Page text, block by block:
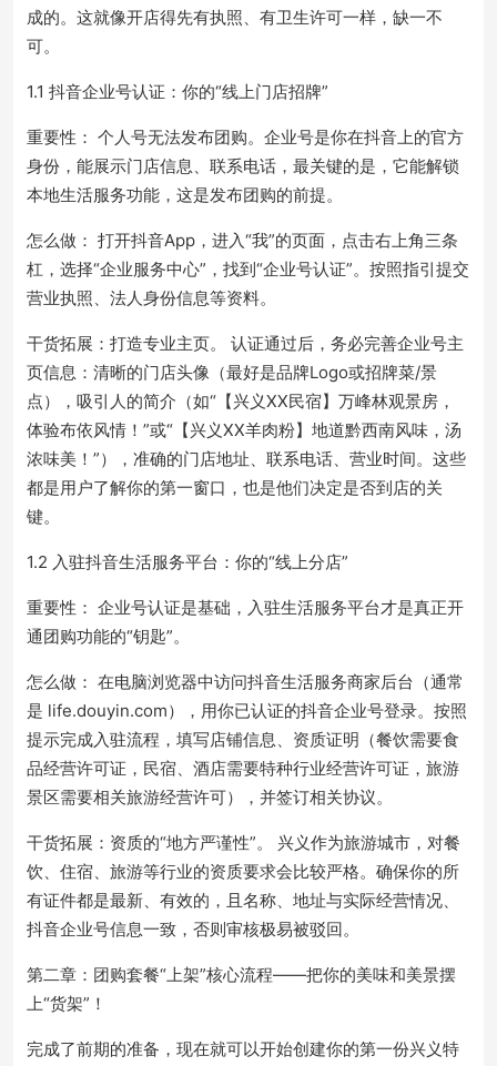
成的。这就像开店得先有执照、有卫生许可一样，缺一不
可。
1.1 抖音企业号认证：你的“线上门店招牌”
重要性： 个人号无法发布团购。企业号是你在抖音上的官方
身份，能展示门店信息、联系电话，最关键的是，它能解锁
本地生活服务功能，这是发布团购的前提。
怎么做： 打开抖音App，进入“我”的页面，点击右上角三条
杠，选择“企业服务中心”，找到“企业号认证”。按照指引提交
营业执照、法人身份信息等资料。
干货拓展：打造专业主页。 认证通过后，务必完善企业号主
页信息：清晰的门店头像（最好是品牌Logo或招牌菜/景
点），吸引人的简介（如“【兴义XX民宿】万峰林观景房，
体验布依风情！”或“【兴义XX羊肉粉】地道黔西南风味，汤
浓味美！”），准确的门店地址、联系电话、营业时间。这些
都是用户了解你的第一窗口，也是他们决定是否到店的关
键。
1.2 入驻抖音生活服务平台：你的“线上分店”
重要性： 企业号认证是基础，入驻生活服务平台才是真正开
通团购功能的“钥匙”。
怎么做： 在电脑浏览器中访问抖音生活服务商家后台（通常
是 life.douyin.com），用你已认证的抖音企业号登录。按照
提示完成入驻流程，填写店铺信息、资质证明（餐饮需要食
品经营许可证，民宿、酒店需要特种行业经营许可证，旅游
景区需要相关旅游经营许可），并签订相关协议。
干货拓展：资质的“地方严谨性”。 兴义作为旅游城市，对餐
饮、住宿、旅游等行业的资质要求会比较严格。确保你的所
有证件都是最新、有效的，且名称、地址与实际经营情况、
抖音企业号信息一致，否则审核极易被驳回。
第二章：团购套餐“上架”核心流程——把你的美味和美景摆
上“货架”！
完成了前期的准备，现在就可以开始创建你的第一份兴义特